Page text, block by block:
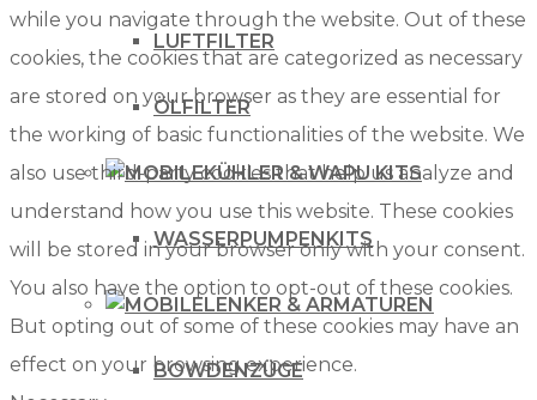
LUFTFILTER
ÖLFILTER
KÜHLER & WAPU KITS
WASSERPUMPENKITS
LENKER & ARMATUREN
BOWDENZÜGE
while you navigate through the website. Out of these
cookies, the cookies that are categorized as necessary
are stored on your browser as they are essential for
the working of basic functionalities of the website. We
also use third-party cookies that help us analyze and
understand how you use this website. These cookies
will be stored in your browser only with your consent.
You also have the option to opt-out of these cookies.
But opting out of some of these cookies may have an
effect on your browsing experience.